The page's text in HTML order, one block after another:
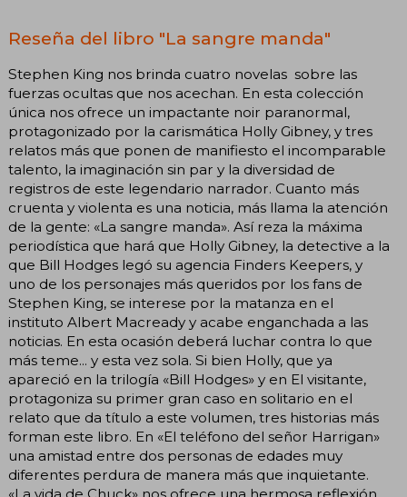
Reseña del libro "La sangre manda"
Stephen King nos brinda cuatro novelas sobre las
fuerzas ocultas que nos acechan. En esta colección
única nos ofrece un impactante noir paranormal,
protagonizado por la carismática Holly Gibney, y tres
relatos más que ponen de manifiesto el incomparable
talento, la imaginación sin par y la diversidad de
registros de este legendario narrador. Cuanto más
cruenta y violenta es una noticia, más llama la atención
de la gente: «La sangre manda». Así reza la máxima
periodística que hará que Holly Gibney, la detective a la
que Bill Hodges legó su agencia Finders Keepers, y
uno de los personajes más queridos por los fans de
Stephen King, se interese por la matanza en el
instituto Albert Macready y acabe enganchada a las
noticias. En esta ocasión deberá luchar contra lo que
más teme... y esta vez sola. Si bien Holly, que ya
apareció en la trilogía «Bill Hodges» y en El visitante,
protagoniza su primer gran caso en solitario en el
relato que da título a este volumen, tres historias más
forman este libro. En «El teléfono del señor Harrigan»
una amistad entre dos personas de edades muy
diferentes perdura de manera más que inquietante.